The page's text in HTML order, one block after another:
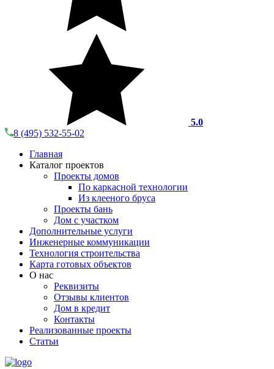
5.0
8 (495) 532-55-02
Главная
Каталог проектов
Проекты домов
По каркасной технологии
Из клееного бруса
Проекты бань
Дом с участком
Дополнительные услуги
Инженерные коммуникации
Технология строительства
Карта готовых объектов
О нас
Реквизиты
Отзывы клиентов
Дом в кредит
Контакты
Реализованные проекты
Статьи